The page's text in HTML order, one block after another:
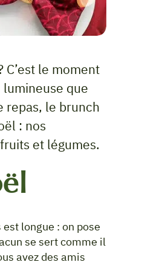
le moment
que
repas, le brunch
: nos
et légumes.
longue : on pose
se sert comme il
avez des amis